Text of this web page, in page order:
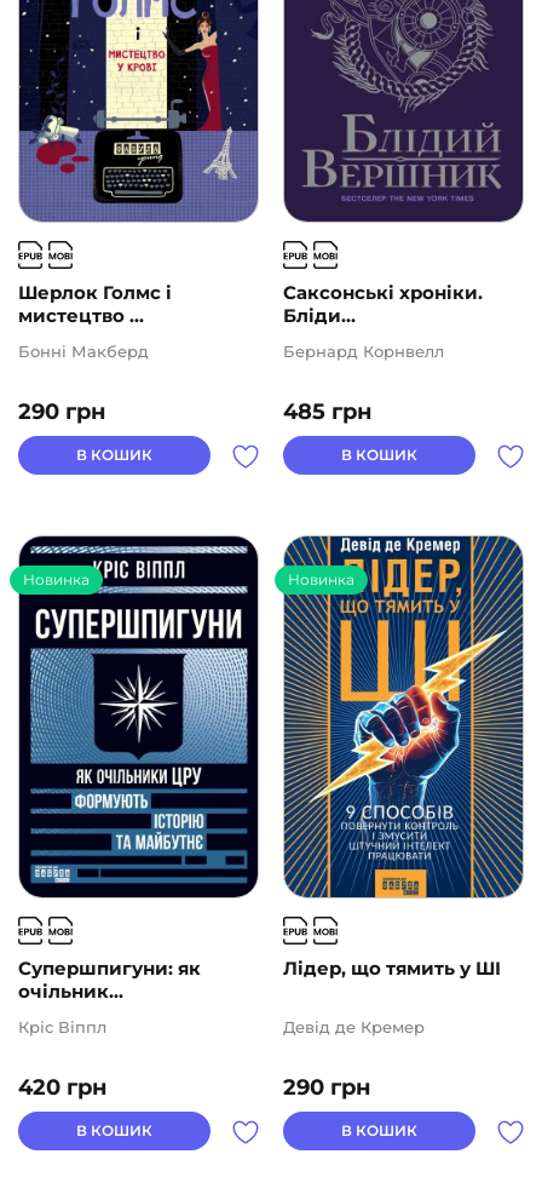
Шерлок Голмс і
мистецтво ...
290 грн
Бонні Макберд
В КОШИК
Саксонські хроніки.
Бліди...
485 грн
Бернард Корнвелл
В КОШИК
Супершпигуни: як
очільник...
Новинка
420 грн
Кріс Віппл
В КОШИК
Лідер, що тямить у ШІ
Новинка
290 грн
Девід де Кремер
В КОШИК